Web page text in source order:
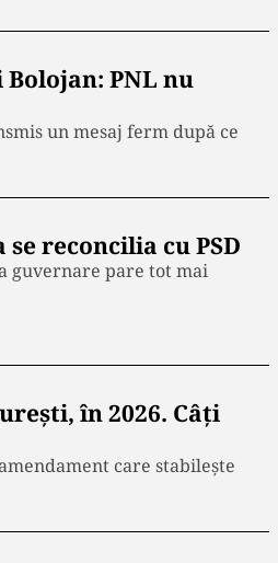
PNL nu
un mesaj ferm după ce
reconcilia cu PSD
guvernare pare tot mai
în 2026. Câți
care stabilește